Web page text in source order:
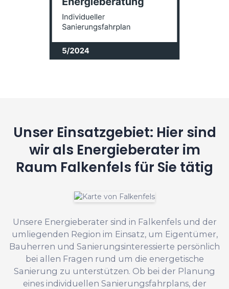
Unser Einsatzgebiet: Hier sind
wir als Energieberater im
Raum Falkenfels für Sie tätig
Unsere Energieberater sind in Falkenfels und der
umliegenden Region im Einsatz, um Eigentümer,
Bauherren und Sanierungsinteressierte persönlich
bei allen Fragen rund um die energetische
Sanierung zu unterstützen. Ob bei der Planung
eines individuellen Sanierungsfahrplans, der